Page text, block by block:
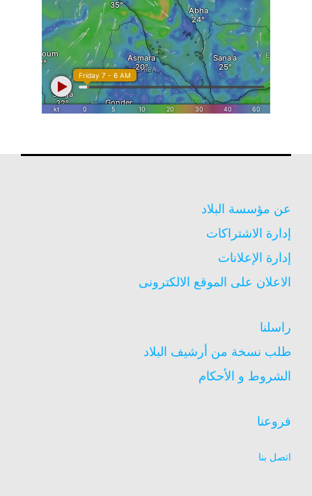
عن مؤسسة البلاد
إدارة الاشتراكات
إدارة الإعلانات
الاعلان على الموقع الالكترونى
راسلنا
طلب نسخة من أرشيف البلاد
الشروط و الأحكام
فروعنا
اتصل بنا